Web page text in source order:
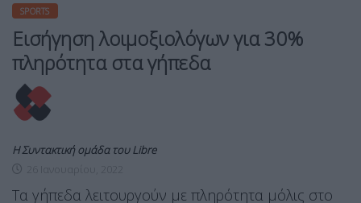
SPORTS
Εισήγηση λοιμοξιολόγων για 30%
πληρότητα στα γήπεδα
Η Συντακτική ομάδα του Libre
Τα γήπεδα λειτουργούν με πληρότητα μόλις στο